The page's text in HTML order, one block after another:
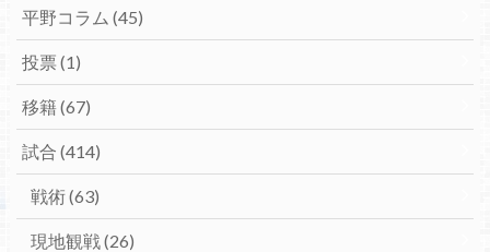
平野コラム (45)
投票 (1)
移籍(67)
試合 (414)
戦術(63)
現地観戦 (26)